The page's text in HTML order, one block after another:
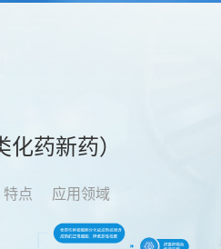
化药新药）
特点 应用领域